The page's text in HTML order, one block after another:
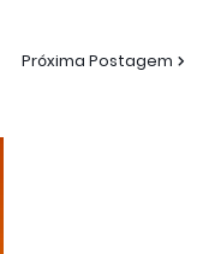
Próxima Postagem